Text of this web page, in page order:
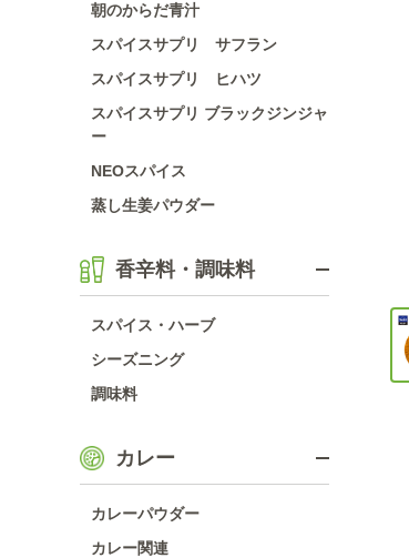
朝のからだ青汁
スパイスサプリ サフラン
スパイスサプリ ヒハツ
スパイスサプリ ブラックジンジャ
ー
NEOスパイス
蒸し生姜パウダー
香辛料・調味料
スパイス・ハーブ
シーズニング
調味料
カレー
カレーパウダー
カレー関連